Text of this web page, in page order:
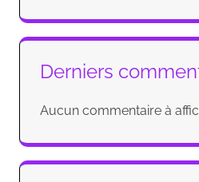
Derniers
Aucun commentaire à